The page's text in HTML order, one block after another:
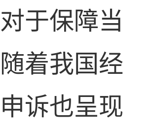
于保障当
着我国经
诉也呈现